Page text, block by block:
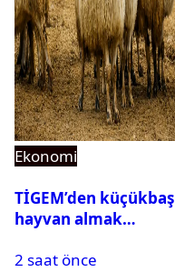
Ekonomi
TİGEM’den küçükbaş
hayvan almak
350 küçükbaş hayvan
2 saat önce